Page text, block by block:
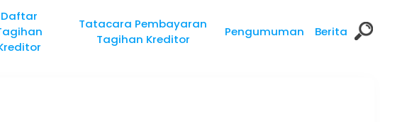
Daftar
Tatacara Pembayaran
Tagihan Kreditor
Pengumuman Berita